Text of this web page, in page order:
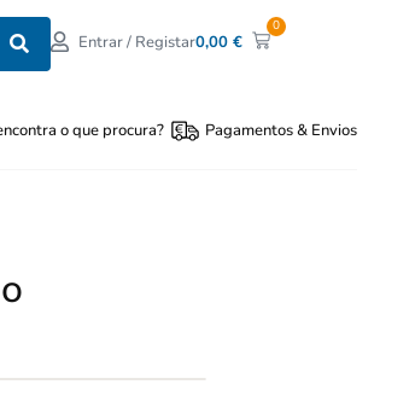
Entrar / Registar0,00€
0
o que procura? Pagamentos & Envios